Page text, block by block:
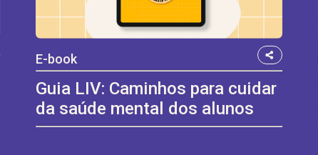
E-book
Guia LIV: Caminhos para cuidar
da saúde mental dos alunos